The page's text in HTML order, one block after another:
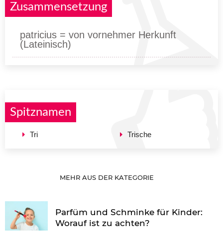
Zusammensetzung
patricius = von vornehmer Herkunft
(Lateinisch)
Spitznamen
Tri Trische
MEHR AUS DER KATEGORIE
Parfüm und Schminke für Kinder:
Worauf ist zu achten?